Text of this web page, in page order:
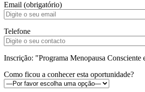
Email (obrigatório)
Telefone
Inscrição: "Programa Menopausa Consciente
Como ficou a conhecer esta oportunidade?